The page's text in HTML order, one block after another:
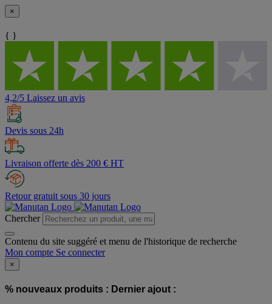
×
{ }
4,2/5 Laissez un avis
Devis sous 24h
Livraison offerte dès 200 € HT
Retour gratuit sous 30 jours
Chercher
Contenu du site suggéré et menu de l'historique de recherche
Mon compte Se connecter
×
% nouveaux produits : Dernier ajout :